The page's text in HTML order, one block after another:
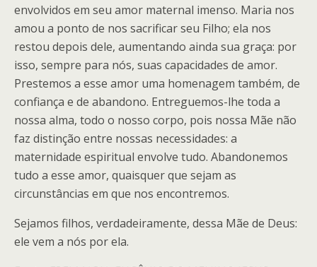
envolvidos em seu amor maternal imenso. Maria nos
amou a ponto de nos sacrificar seu Filho; ela nos
restou depois dele, aumentando ainda sua graça: por
isso, sempre para nós, suas capacidades de amor.
Prestemos a esse amor uma homenagem também, de
confiança e de abandono. Entreguemos-lhe toda a
nossa alma, todo o nosso corpo, pois nossa Mãe não
faz distinção entre nossas necessidades: a
maternidade espiritual envolve tudo. Abandonemos
tudo a esse amor, quaisquer que sejam as
circunstâncias em que nos encontremos.
Sejamos filhos, verdadeiramente, dessa Mãe de Deus:
ele vem a nós por ela.